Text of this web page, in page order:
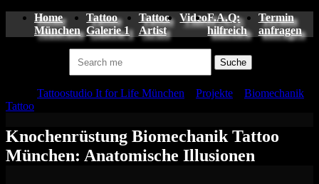
Home
München
Tattoo
Galerie 1
Tattoo
Artist
VideoF.A.Q:
hilfreich
Termin
anfragen
Tattoostudio It for Life München Projekte
Biomechanik
Tattoo
Knochenrüstung Biomechanik Tattoo
München: Anatomische Illusionen